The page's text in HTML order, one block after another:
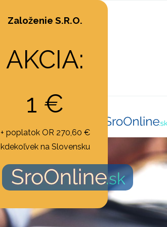
Živnosť Trvalý pobyt
Založenie S.R.O.
AKCIA:
1 €
+ poplatok OR 270,60 €
kdekoľvek na Slovensku